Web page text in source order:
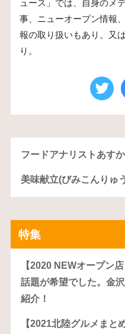
ュース」では、自身のメ
事、ニューオープン情報
報の取り扱いもあり。又
り。
フードアナリストあす
美味献立(びみこんりゅ
特集
【2020 NEWオープン
話題が希望でした。金
紹介！
【2021北陸グルメまと